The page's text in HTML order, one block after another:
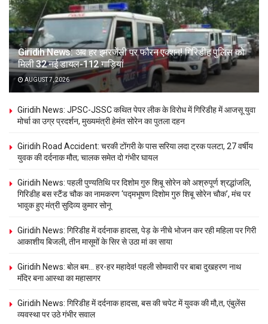
Giridih News: अब हर इमरजेंसी पर फौरन एक्शन! गिरिडीह पुलिस को
मिली 32 नई डायल-112 गाड़ियां
AUGUST 7, 2026
Giridih News: JPSC-JSSC कथित पेपर लीक के विरोध में गिरिडीह में आजसू युवा
मोर्चा का उग्र प्रदर्शन, मुख्यमंत्री हेमंत सोरेन का पुतला दहन
Giridih Road Accident: चरकी टोंगरी के पास सरिया लदा ट्रक पलटा, 27 वर्षीय
युवक की दर्दनाक मौत; चालक समेत दो गंभीर घायल
Giridih News: पहली पुण्यतिथि पर दिशोम गुरु शिबू सोरेन को अश्रुपूर्ण श्रद्धांजलि,
गिरिडीह बस स्टैंड चौक का नामकरण ‘पद्मभूषण दिशोम गुरु शिबू सोरेन चौक’, मंच पर
भावुक हुए मंत्री सुदिव्य कुमार सोनू
Giridih News: गिरिडीह में दर्दनाक हादसा, पेड़ के नीचे भोजन कर रही महिला पर गिरी
आकाशीय बिजली, तीन मासूमों के सिर से उठा मां का साया
Giridih News: बोल बम… हर-हर महादेव! पहली सोमवारी पर बाबा दुखहरण नाथ
मंदिर बना आस्था का महासागर
Giridih News: गिरिडीह में दर्दनाक हादसा, बस की चपेट में युवक की मौ,त, एंबुलेंस
व्यवस्था पर उठे गंभीर सवाल